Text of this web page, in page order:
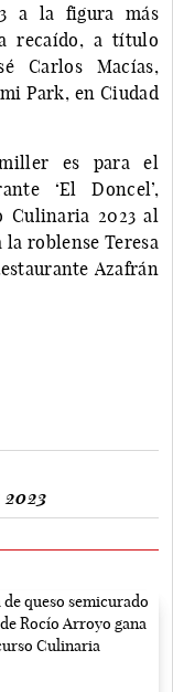
a la figura más
recaído, a título
Carlos Macías,
Park, en Ciudad
es para el
‘El Doncel’,
Culinaria 2023 al
roblense Teresa
Azafrán